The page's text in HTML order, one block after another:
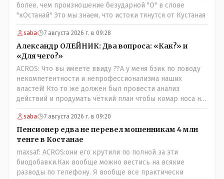
более, чем произношение безударной "О" в слове
"кОстанай" Это мы знаем, что истоки тянутся от Кустаная
saba 7 августа 2026 г. в 09:28
Александр ОЛЕЙНИК: Два вопроса: «Как?» и
«Для чего?»
ACROS: Что вы имеете ввиду ??А у меня бзик по поводу
некомпетентности и непрофессионализма наших
властей! Кто то же должен был провести анализ
действий и продумать чёткий план чтобы комар носа не
подточил! Но тут явно спешили, а в аналитическом
центре либо кто то из родственников сидит, либо
ведущий специалист на Мальдивы уехал, либо всё
вместе! Пока прокатывает по вышеизложенным Вами
причинам, просто обстоятельства немного меняются по
сравнению с Назарбаевскими временами, власти
решили пощупать кошелёк населения, а это уже
saba 7 августа 2026 г. в 09:20
Пенсионер едва не перевел мошенникам 4 млн
тенге в Костанае
maxsaf: ACROS:они его крутили по полной за эти
биодобавки.Как вообще можно вестись на всякие
разводы по телефону. Я вообще все практически